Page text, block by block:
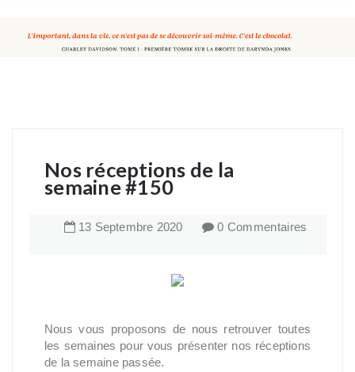
Nos réceptions de la
semaine #150
13 Septembre 2020 0 Commentaires
Nous vous proposons de nous retrouver toutes
les semaines pour vous présenter nos réceptions
de la semaine passée.